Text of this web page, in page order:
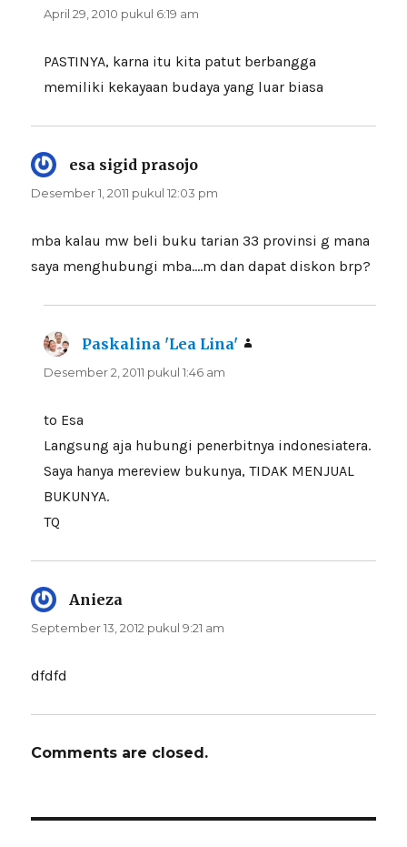
April 29, 2010 pukul 6:19 am
PASTINYA, karna itu kita patut berbangga
memiliki kekayaan budaya yang luar biasa
esa sigid prasojo
Desember 1, 2011 pukul 12:03 pm
mba kalau mw beli buku tarian 33 provinsi g mana
saya menghubungi mba….m dan dapat diskon brp?
Paskalina 'Lea Lina'
Desember 2, 2011 pukul 1:46 am
to Esa
Langsung aja hubungi penerbitnya indonesiatera.
Saya hanya mereview bukunya, TIDAK MENJUAL
BUKUNYA.
TQ
Anieza
September 13, 2012 pukul 9:21 am
dfdfd
Comments are closed.